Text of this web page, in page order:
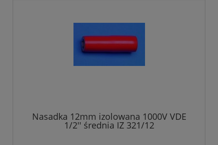
Nasadka 12mm izolowana 1000V VDE
1/2'' średnia IZ 321/12